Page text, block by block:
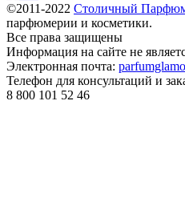
©2011-2022 Столичный
парфюмерии и косметики.
Все права защищены
Информация на сайте не
Электронная почта:
Телефон для консультаций и
8 800 101 52 46